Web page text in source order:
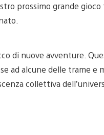
prossimo grande gioco
di nuove avventure.
ad alcune delle trame e
collettiva